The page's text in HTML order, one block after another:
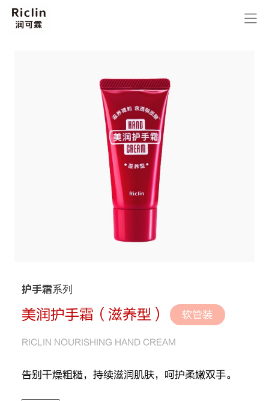
护手霜系列
美润护手霜（滋养型） 软管装
RICLIN NOURISHING HAND CREAM
告别干燥粗糙，持续滋润肌肤，呵护柔嫩双手。